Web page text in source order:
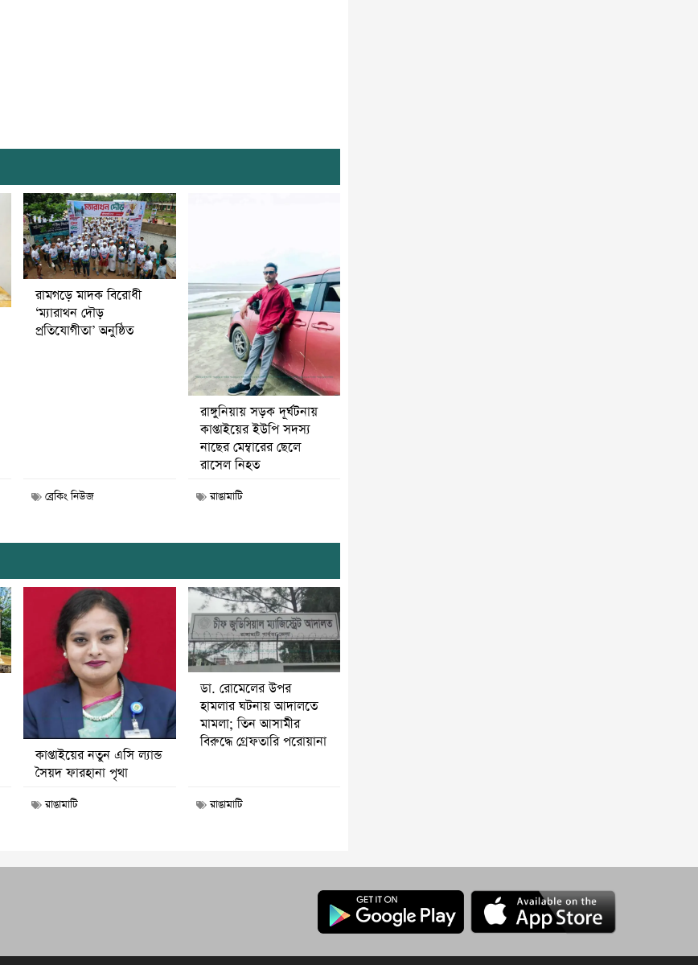
রামগড়ে মাদক বিরোধী
‘ম্যারাথন দৌড়
প্রতিযোগীতা’ অনুষ্ঠিত
ব্রেকিং নিউজ
রাঙ্গুনিয়ায় সড়ক দূর্ঘটনায়
কাপ্তাইয়ের ইউপি সদস্য
নাছের মেম্বারের ছেলে
রাসেল নিহত
রাঙামাটি
কাপ্তাইয়ের নতুন এসি ল্যান্ড
সৈয়দ ফারহানা পৃথা
রাঙামাটি
ডা. রোমেলের উপর
হামলার ঘটনায় আদালতে
মামলা; তিন আসামীর
বিরুদ্ধে গ্রেফতারি পরোয়ানা
রাঙামাটি